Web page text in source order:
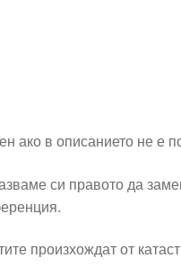
ако в описанието не е
си правото да
произхождат от